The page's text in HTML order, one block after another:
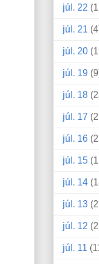
júl. 22
júl. 21
júl. 20
júl. 19
júl. 18
júl. 17
júl. 16
júl. 15
júl. 14
júl. 13
júl. 12
júl. 11